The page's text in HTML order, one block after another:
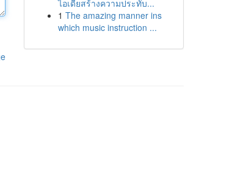
ไอเดียสร้างความประทับ...
1 The amazing manner ins
which music instruction ...